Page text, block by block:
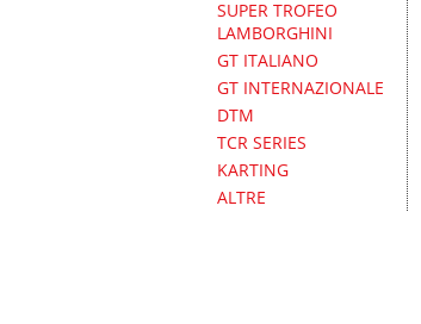
SUPER TROFEO
LAMBORGHINI
GT ITALIANO
GT INTERNAZIONALE
DTM
TCR SERIES
KARTING
ALTRE